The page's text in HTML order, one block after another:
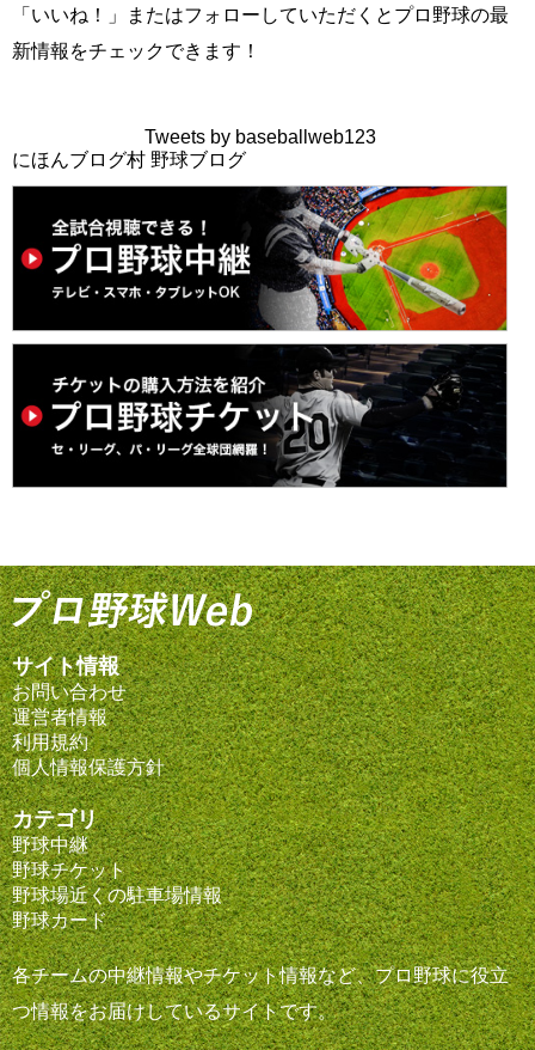
「いいね！」またはフォローしていただくとプロ野球の最
新情報をチェックできます！
Tweets by baseballweb123
にほんブログ村 野球ブログ
サイト情報
お問い合わせ
運営者情報
利用規約
個人情報保護方針
カテゴリ
野球中継
野球チケット
野球場近くの駐車場情報
野球カード
各チームの中継情報やチケット情報など、プロ野球に役立
つ情報をお届けしているサイトです。